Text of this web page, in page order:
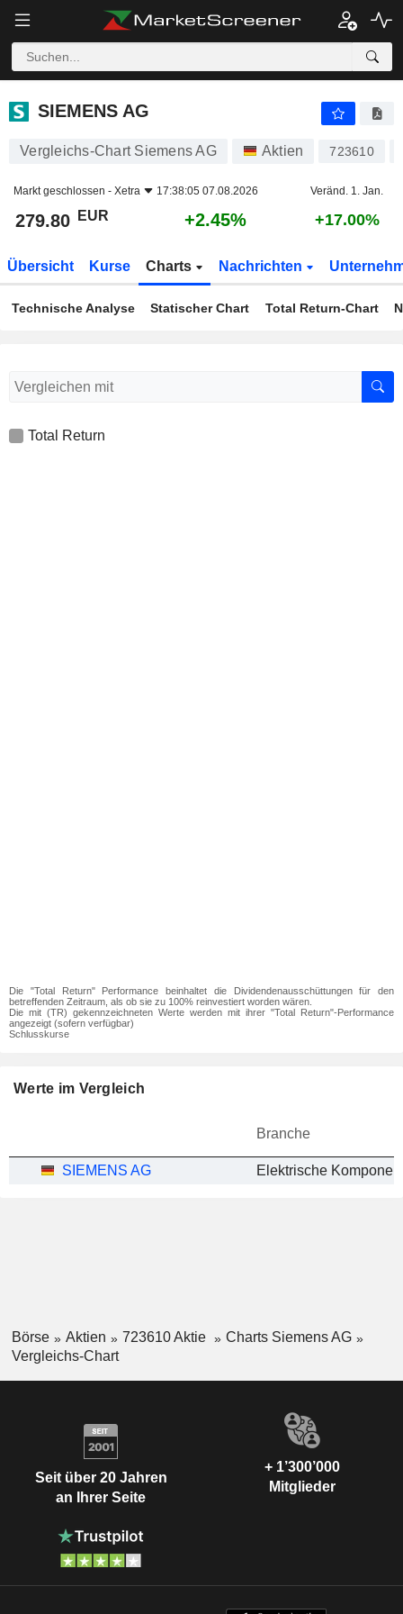
SIEMENS AG
SIEMENS AG
Vergleichs-Chart Siemens AG Aktien 723610
Markt geschlossen - Xetra 17:38:05 07.08.2026 Veränd. 1. Jan.
279.80 EUR +2.45% +17.00%
Übersicht Kurse Charts Nachrichten
Technische Analyse Statischer Chart Total Return-Chart
Total Return
Die "Total Return" Performance beinhaltet die Dividendenausschüttungen für den
betreffenden Zeitraum, als ob sie zu 100% reinvestiert worden wären.
Die mit (TR) gekennzeichneten Werte werden mit ihrer "Total Return"-Performance
angezeigt (sofern verfügbar)
Schlusskurse
Werte im Vergleich
Branche
SIEMENS AG
Börse Aktien 723610 Aktie
Charts Siemens AG
Vergleichs-Chart
Seit über 20 Jahren
an Ihrer Seite
+ 1’300’000
Mitglieder